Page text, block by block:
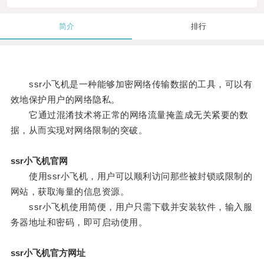
简介 排行
ssr小飞机是一种能够加密网络传输数据的工具，可以有
效地保护用户的网络隐私。
它通过混淆技术将正常的网络流量掩盖成无关紧要的数
据，从而实现对网络限制的突破。
ssr小飞机官网
使用ssr小飞机，用户可以顺利访问那些被封锁或限制的
网站，获取海量的信息资源。
ssr小飞机使用简便，用户只需下载并安装软件，输入服
务器地址和密码，即可启动使用。
ssr小飞机官方网址